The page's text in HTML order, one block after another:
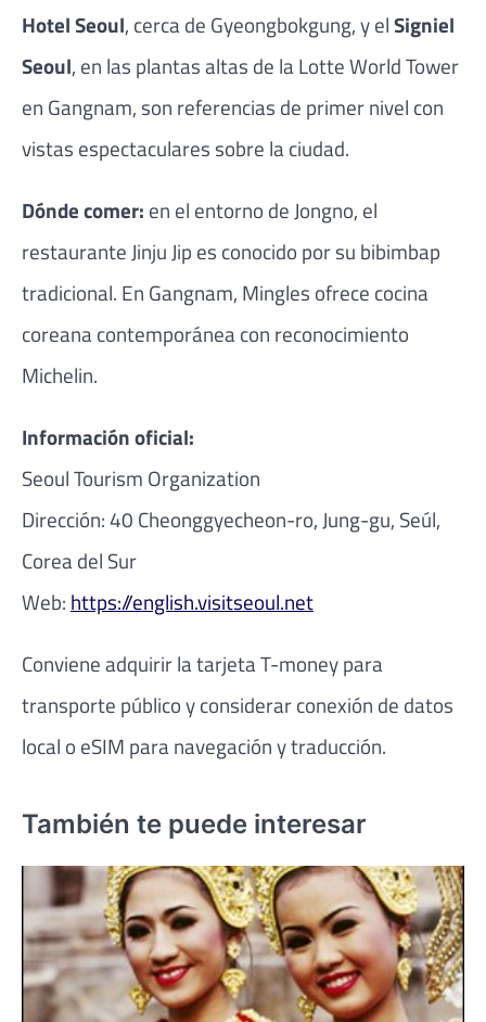
Hotel Seoul, cerca de Gyeongbokgung, y elSigniel
Seoul, en las plantas altas de la Lotte World Tower
en Gangnam, son referencias de primer nivel con
vistas espectaculares sobre la ciudad.
Dónde comer: en el entorno de Jongno, el
restaurante Jinju Jip es conocido por su bibimbap
tradicional. En Gangnam, Mingles ofrece cocina
coreana contemporánea con reconocimiento
Michelin.
Información oficial:
Seoul Tourism Organization
Dirección: 40 Cheonggyecheon-ro, Jung-gu, Seúl,
Corea del Sur
Web: https://english.visitseoul.net
Conviene adquirir la tarjeta T-money para
transporte público y considerar conexión de datos
local o eSIM para navegación y traducción.
También te puede interesar